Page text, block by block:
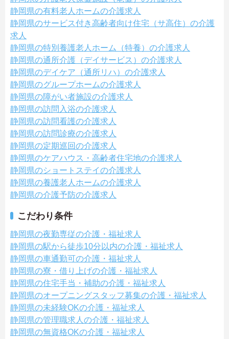
静岡県の有料老人ホームの介護求人
静岡県のサービス付き高齢者向け住宅（サ高住）の介護
求人
静岡県の特別養護老人ホーム（特養）の介護求人
静岡県の通所介護（デイサービス）の介護求人
静岡県のデイケア（通所リハ）の介護求人
静岡県のグループホームの介護求人
静岡県の障がい者施設の介護求人
静岡県の訪問入浴の介護求人
静岡県の訪問看護の介護求人
静岡県の訪問診療の介護求人
静岡県の定期巡回の介護求人
静岡県のケアハウス・高齢者住宅地の介護求人
静岡県のショートステイの介護求人
静岡県の養護老人ホームの介護求人
静岡県の介護予防の介護求人
こだわり条件
静岡県の夜勤専従の介護・福祉求人
静岡県の駅から徒歩10分以内の介護・福祉求人
静岡県の車通勤可の介護・福祉求人
静岡県の寮・借り上げの介護・福祉求人
静岡県の住宅手当・補助の介護・福祉求人
静岡県のオープニングスタッフ募集の介護・福祉求人
静岡県の未経験OKの介護・福祉求人
静岡県の管理職求人の介護・福祉求人
静岡県の無資格OKの介護・福祉求人